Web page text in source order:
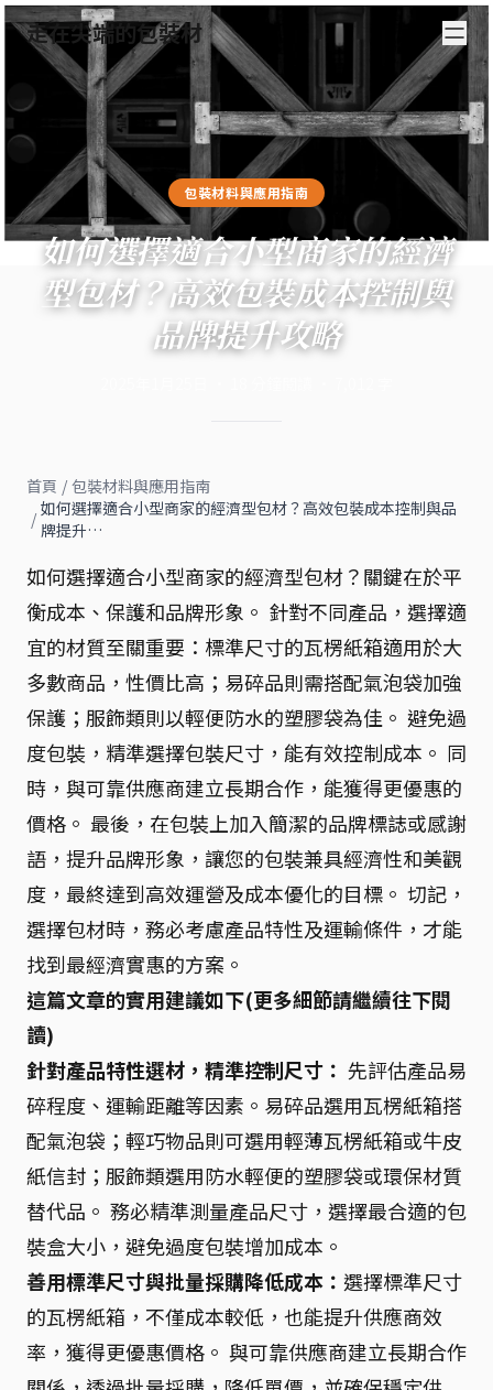
走在尖端的包裝材
包裝材料與應用指南
如何選擇適合小型商家的經濟
型包材？高效包裝成本控制與
品牌提升攻略
首頁 / 包裝材料與應用指南
/ 如何選擇適合小型商家的經濟型包材？高效包裝成本控制與品
牌提升…
如何選擇適合小型商家的經濟型包材？關鍵在於平
衡成本、保護和品牌形象。 針對不同產品，選擇適
宜的材質至關重要：標準尺寸的瓦楞紙箱適用於大
多數商品，性價比高；易碎品則需搭配氣泡袋加強
保護；服飾類則以輕便防水的塑膠袋為佳。 避免過
度包裝，精準選擇包裝尺寸，能有效控制成本。 同
時，與可靠供應商建立長期合作，能獲得更優惠的
價格。 最後，在包裝上加入簡潔的品牌標誌或感謝
語，提升品牌形象，讓您的包裝兼具經濟性和美觀
度，最終達到高效運營及成本優化的目標。 切記，
選擇包材時，務必考慮產品特性及運輸條件，才能
找到最經濟實惠的方案。
這篇文章的實用建議如下(更多細節請繼續往下閱
讀)
針對產品特性選材，精準控制尺寸： 先評估產品易
碎程度、運輸距離等因素。易碎品選用瓦楞紙箱搭
配氣泡袋；輕巧物品則可選用輕薄瓦楞紙箱或牛皮
紙信封；服飾類選用防水輕便的塑膠袋或環保材質
替代品。 務必精準測量產品尺寸，選擇最合適的包
裝盒大小，避免過度包裝增加成本。
善用標準尺寸與批量採購降低成本： 選擇標準尺寸
的瓦楞紙箱，不僅成本較低，也能提升供應商效
率，獲得更優惠價格。 與可靠供應商建立長期合作